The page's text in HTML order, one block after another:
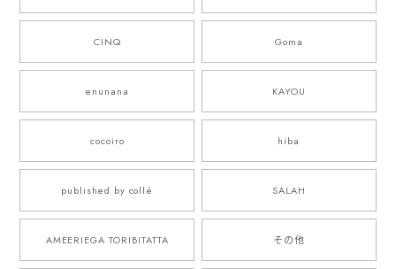
CINQ Goma
enunana KAYOU
cocoiro hiba
published by collé SALAH
AMEERIEGA TORIBITATTA その他